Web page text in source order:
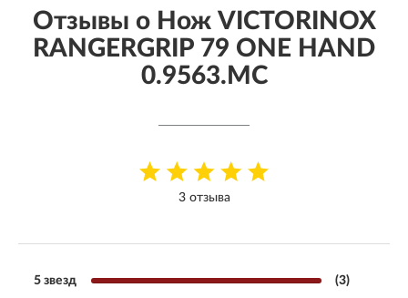
Отзывы о Нож VICTORINOX
RANGERGRIP 79 ONE HAND
0.9563.MC
3 отзыва
5 звезд
(3)